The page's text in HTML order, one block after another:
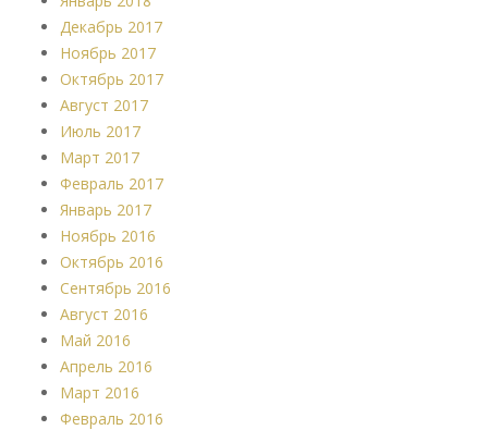
Декабрь 2017
Ноябрь 2017
Октябрь 2017
Август 2017
Июль 2017
Март 2017
Февраль 2017
Январь 2017
Ноябрь 2016
Октябрь 2016
Сентябрь 2016
Август 2016
Май 2016
Апрель 2016
Март 2016
Февраль 2016